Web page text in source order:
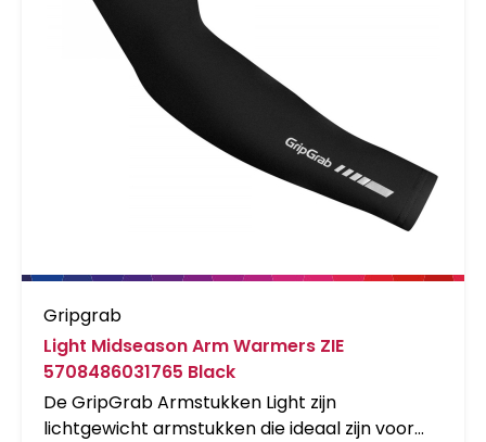
Gripgrab
Light Midseason Arm Warmers ZIE
5708486031765 Black
De GripGrab Armstukken Light zijn
lichtgewicht armstukken die ideaal zijn voor